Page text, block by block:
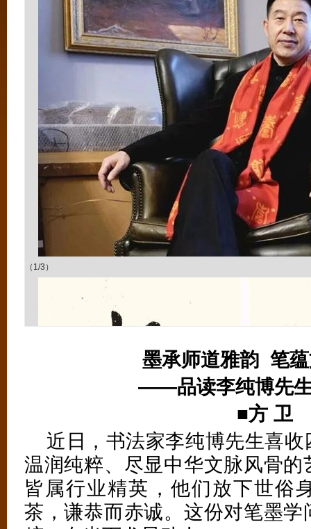
（1/3）
墨承师道雅韵 笔
——品读李纯博先
■方 卫
近日，书法家李纯博先生喜
温润纯粹、尽显中华文脉风骨
皆属行业精英，他们放下世俗
茶，谦恭而赤诚。这份对笔墨